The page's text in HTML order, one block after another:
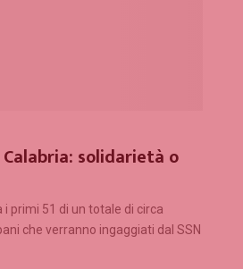
solidarietà o
i primi 51 di un totale di circa
che verranno ingaggiati dal SSN